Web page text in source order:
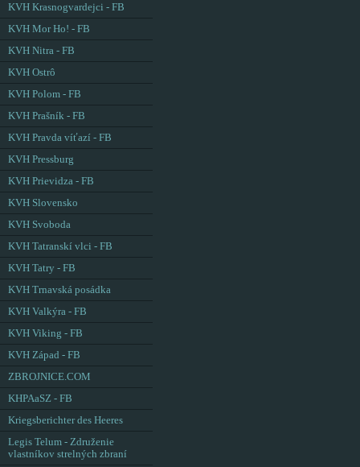
KVH Krasnogvardejci - FB
KVH Mor Ho! - FB
KVH Nitra - FB
KVH Ostrô
KVH Polom - FB
KVH Prašník - FB
KVH Pravda víťazí - FB
KVH Pressburg
KVH Prievidza - FB
KVH Slovensko
KVH Svoboda
KVH Tatranskí vlci - FB
KVH Tatry - FB
KVH Trnavská posádka
KVH Valkýra - FB
KVH Viking - FB
KVH Západ - FB
ZBROJNICE.COM
KHPAaSZ - FB
Kriegsberichter des Heeres
Legis Telum - Združenie
vlastníkov strelných zbraní